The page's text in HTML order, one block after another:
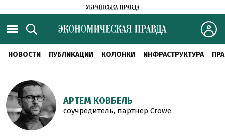
НОВОСТИ ПУБЛИКАЦИИ КОЛОНКИ ИНФРАСТРУКТУРА
АРТЕМ КОВБЕЛЬ
соучредитель, партнер Crowe